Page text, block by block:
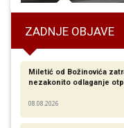
ZADNJE OBJAVE
Miletić od Božinovića
nezakonito odlaganje
08.08.2026